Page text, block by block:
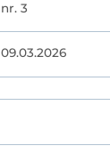
nr. 3
09.03.2026